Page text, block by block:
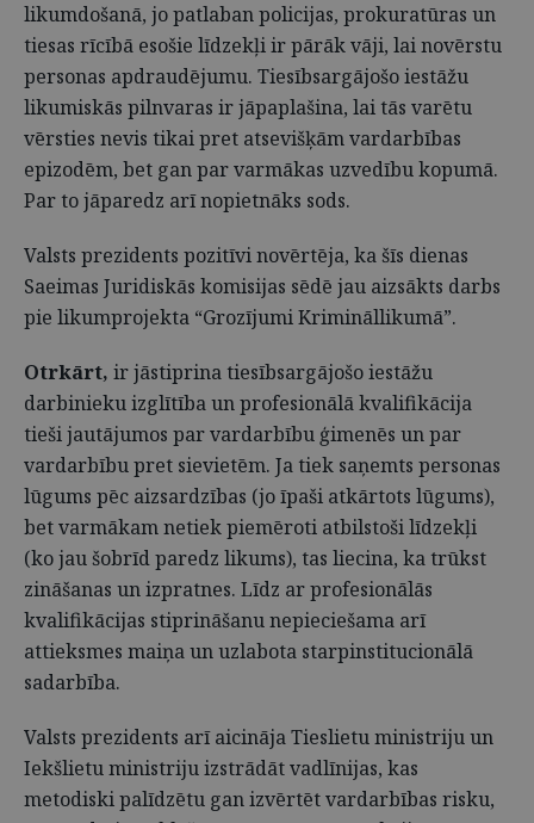
likumdošanā, jo patlaban policijas, prokuratūras un
tiesas rīcībā esošie līdzekļi ir pārāk vāji, lai novērstu
personas apdraudējumu. Tiesībsargājošo iestāžu
likumiskās pilnvaras ir jāpaplašina, lai tās varētu
vērsties nevis tikai pret atsevišķām vardarbības
epizodēm, bet gan par varmākas uzvedību kopumā.
Par to jāparedz arī nopietnāks sods.
Valsts prezidents pozitīvi novērtēja, ka šīs dienas
Saeimas Juridiskās komisijas sēdē jau aizsākts darbs
pie likumprojekta “Grozījumi Krimināllikumā”.
Otrkārt, ir jāstiprina tiesībsargājošo iestāžu
darbinieku izglītība un profesionālā kvalifikācija
tieši jautājumos par vardarbību ģimenēs un par
vardarbību pret sievietēm. Ja tiek saņemts personas
lūgums pēc aizsardzības (jo īpaši atkārtots lūgums),
bet varmākam netiek piemēroti atbilstoši līdzekļi
(ko jau šobrīd paredz likums), tas liecina, ka trūkst
zināšanas un izpratnes. Līdz ar profesionālās
kvalifikācijas stiprināšanu nepieciešama arī
attieksmes maiņa un uzlabota starpinstitucionālā
sadarbība.
Valsts prezidents arī aicināja Tieslietu ministriju un
Iekšlietu ministriju izstrādāt vadlīnijas, kas
metodiski palīdzētu gan izvērtēt vardarbības risku,